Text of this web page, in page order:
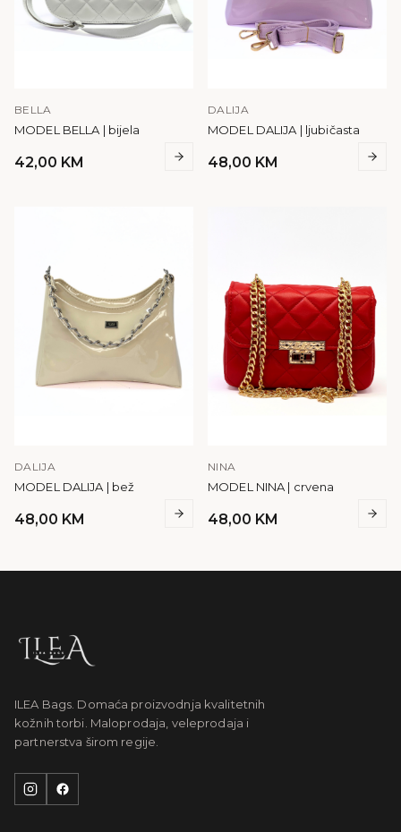
BELLA
MODEL BELLA | bijela
42,00 KM
DALIJA
MODEL DALIJA | ljubičasta
48,00 KM
DALIJA
MODEL DALIJA | bež
48,00 KM
NINA
MODEL NINA | crvena
48,00 KM
ILEA Bags. Domaća proizvodnja kvalitetnih
kožnih torbi. Maloprodaja, veleprodaja i
partnerstva širom regije.